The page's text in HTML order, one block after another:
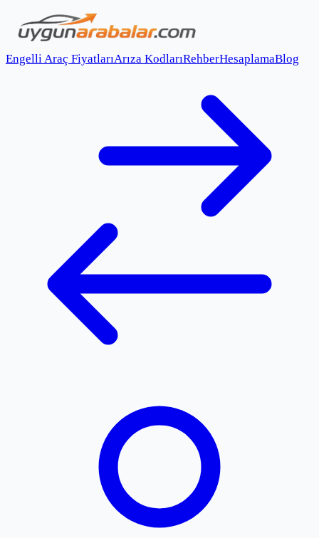
Engelli Araç FiyatlarıArıza KodlarıRehberHesaplamaBlog